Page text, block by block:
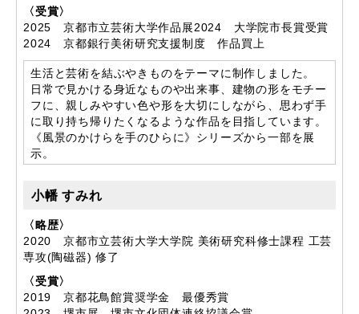
〈受賞〉
2025 京都市立芸術大学作品展2024 大学院市長賞受賞
2024 京都銀行美術研究支援制度 作品買上
生活と芸術を結ぶやきものをテーマに制作しました。
日常で見かける身近なものや出来事、建物の形をモチー
フに、親しみやすい色や形を大切にしながら、思わず手
に取り持ち帰りたくなるような作品を目指しています。
《風景のかけらを手のひらに》シリーズから一部を展
示。
小幡 すみれ
〈略歴〉
2020 京都市立芸術大学大学院 美術研究科修士課程 工芸
専攻(陶磁器) 修了
〈受賞〉
2019 京都花鳥館賞奨学金 最優秀賞